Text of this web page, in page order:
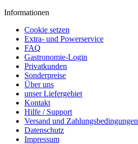
Informationen
Cookie setzen
Extra- und Powerservice
FAQ
Gastronomie-Login
Privatkunden
Sonderpreise
Über uns
unser Liefergebiet
Kontakt
Hilfe / Support
Versand und Zahlungsbedingungen
Datenschutz
Impressum